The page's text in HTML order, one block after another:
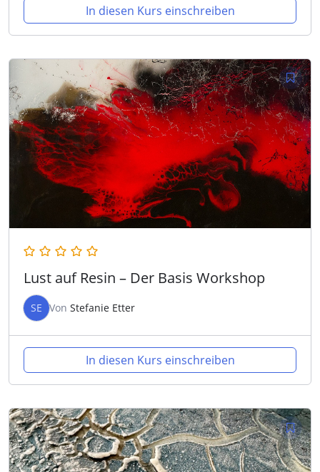
In diesen Kurs einschreiben
Lust auf Resin – Der Basis Workshop
SE Von Stefanie Etter
In diesen Kurs einschreiben